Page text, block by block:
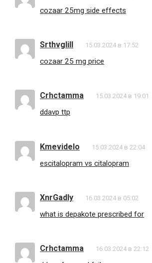
cozaar 25mg side effects
Srthvglill 15.03.2024 в 17:52
cozaar 25 mg price
Crhctamma 15.03.2024 в 19:01
ddavp ttp
Kmevidelo 15.03.2024 в 22:04
escitalopram vs citalopram
XnrGadly 16.03.2024 в 05:02
what is depakote prescribed for
Crhctamma 16.03.2024 в 22:12